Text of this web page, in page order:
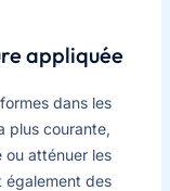
appliquée
dans les
plus courante,
ou atténuer les
également des